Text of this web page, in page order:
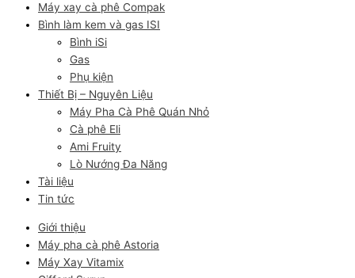
Máy xay cà phê Compak
Bình làm kem và gas ISI
Bình iSi
Gas
Phụ kiện
Thiết Bị – Nguyên Liệu
Máy Pha Cà Phê Quán Nhỏ
Cà phê Eli
Ami Fruity
Lò Nướng Đa Năng
Tài liệu
Tin tức
Giới thiệu
Máy pha cà phê Astoria
Máy Xay Vitamix